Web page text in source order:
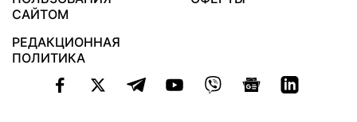
САЙТОМ
РЕДАКЦИОННАЯ
ПОЛИТИКА